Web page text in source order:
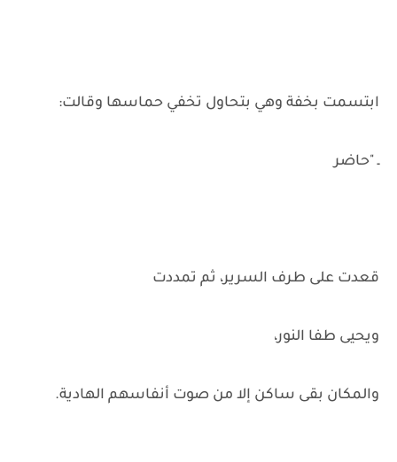
ابتسمت بخفة وهي بتحاول تخفي حماسها وقالت:
ـ "حاضر
قعدت على طرف السرير، ثم تمددت
ويحيى طفا النور،
والمكان بقى ساكن إلا من صوت أنفاسهم الهادية.